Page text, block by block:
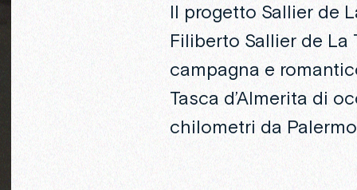
Il progetto Sallier de
Filiberto Sallier de La
campagna e
Tasca d’Almerita di
chilometri da